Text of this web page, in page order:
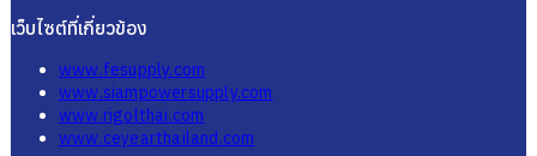
เว็บไซต์ที่เกี่ยวข้อง
www.fesupply.com
www.siampowersupply.com
www.rigolthai.com
www.ceyearthailand.com